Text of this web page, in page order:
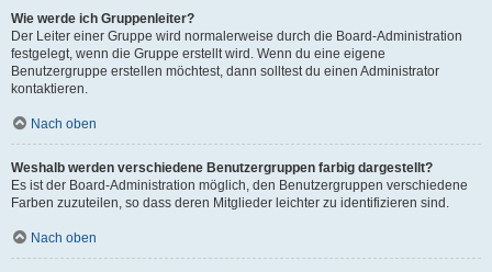
Wie werde ich Gruppenleiter?
Der Leiter einer Gruppe wird normalerweise durch die Board-Administration
festgelegt, wenn die Gruppe erstellt wird. Wenn du eine eigene
Benutzergruppe erstellen möchtest, dann solltest du einen Administrator
kontaktieren.
Nach oben
Weshalb werden verschiedene Benutzergruppen farbig dargestellt?
Es ist der Board-Administration möglich, den Benutzergruppen verschiedene
Farben zuzuteilen, so dass deren Mitglieder leichter zu identifizieren sind.
Nach oben